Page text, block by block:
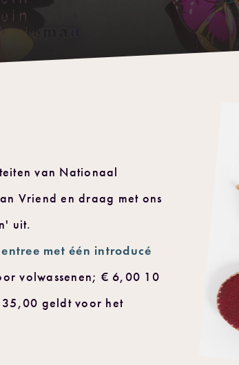
van Nationaal
Vriend en draag met ons
uit.
met één introducé
volwassenen; € 6,00 10
geldt voor het